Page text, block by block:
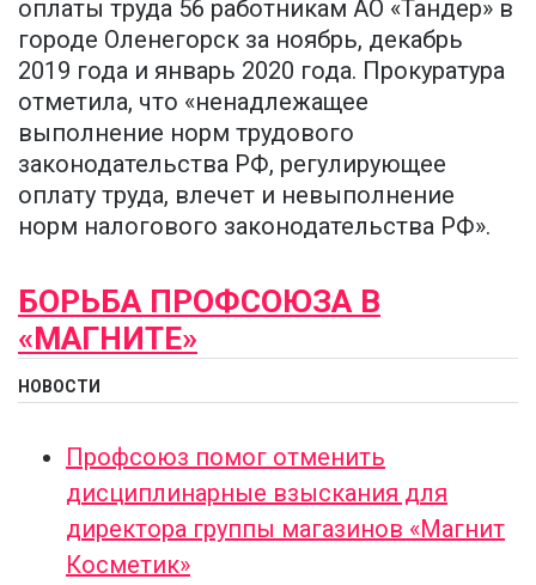
оплаты труда 56 работникам АО «Тандер» в
городе Оленегорск за ноябрь, декабрь
2019 года и январь 2020 года. Прокуратура
отметила, что «ненадлежащее
выполнение норм трудового
законодательства РФ, регулирующее
оплату труда, влечет и невыполнение
норм налогового законодательства РФ».
БОРЬБА ПРОФСОЮЗА В
«МАГНИТЕ»
НОВОСТИ
Профсоюз помог отменить
дисциплинарные взыскания для
директора группы магазинов «Магнит
Косметик»